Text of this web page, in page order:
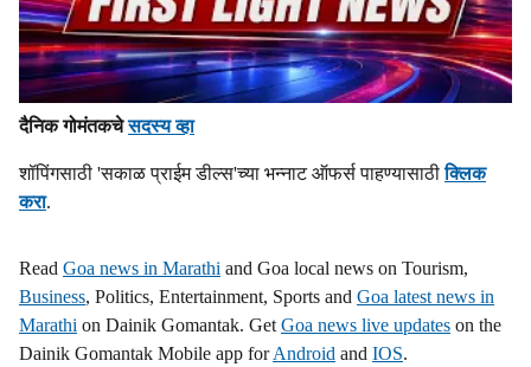
दैनिक गोमंतकचेसदस्य व्हा
शॉपिंगसाठी 'सकाळ प्राईम डील्स'च्या भन्नाट ऑफर्स पाहण्यासाठीक्लिक
करा.
Read Goa news in Marathi and Goa local news on Tourism,
Business, Politics, Entertainment, Sports and Goa latest news in
Marathi on Dainik Gomantak. Get Goa news live updates on the
Dainik Gomantak Mobile app forAndroid and IOS.